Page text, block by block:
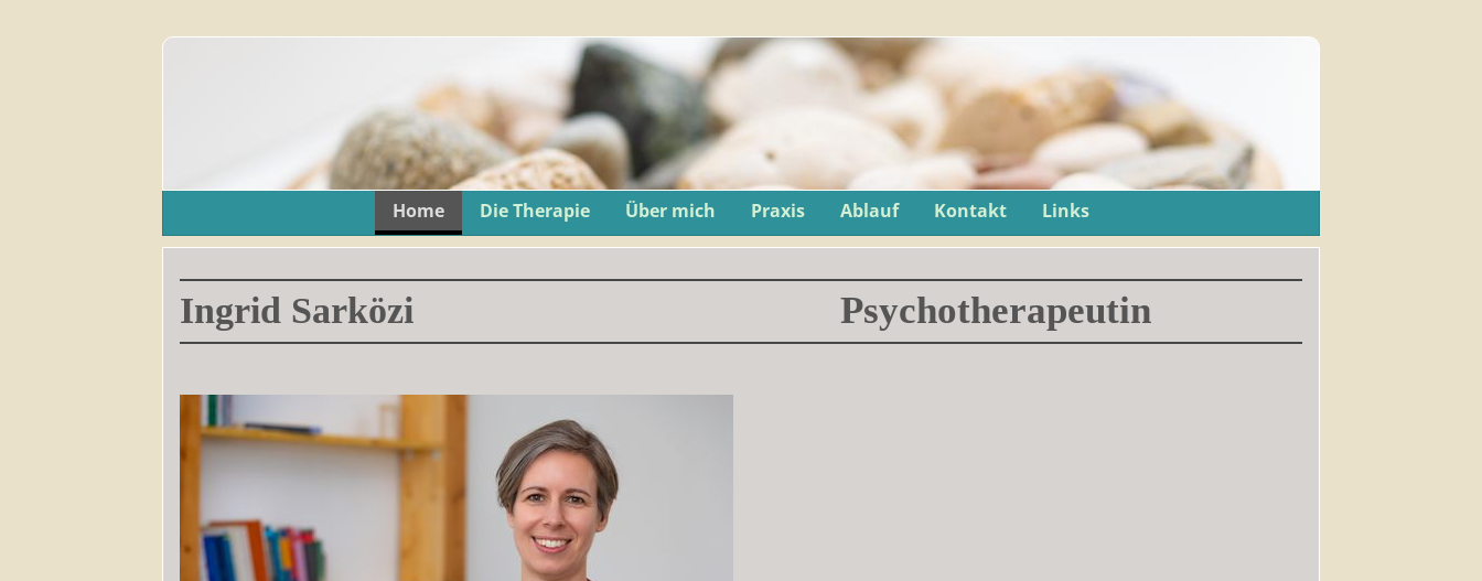
Home Die Therapie Über mich Praxis Ablauf Kontakt Links
Ingrid Sarközi Psychotherapeutin